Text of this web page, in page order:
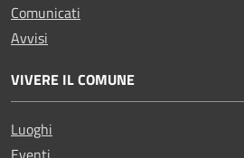
Comunicati
Avvisi
VIVERE IL COMUNE
Luoghi